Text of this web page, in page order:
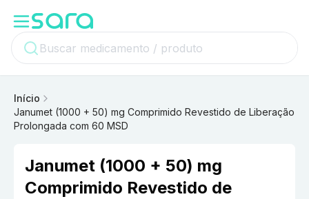
Início
Janumet (1000 + 50) mg Comprimido Revestido de Liberação
Prolongada com 60 MSD
Janumet (1000 + 50) mg
Comprimido Revestido de